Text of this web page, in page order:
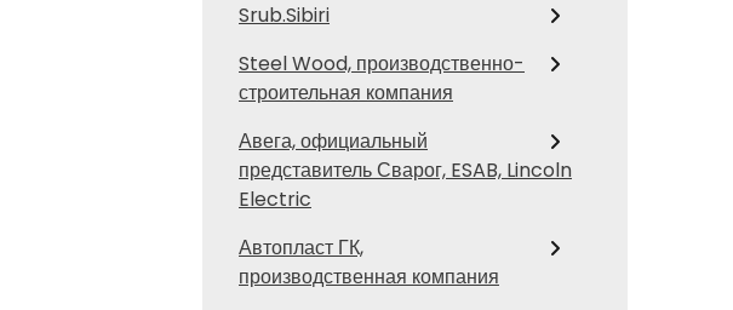
Srub.Sibiri
Steel Wood, производственно-
строительная компания
Авега, официальный
представитель Сварог, ESAB, Lincoln
Electric
Автопласт ГК,
производственная компания